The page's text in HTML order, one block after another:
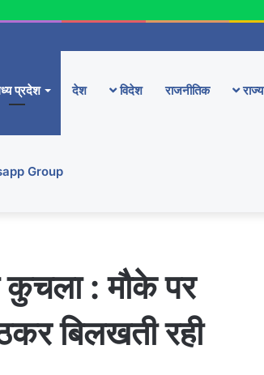
प्रदेश देश विदेश राजनीतिक राज्य
Group
कुचला : मौके पर
बिलखती रही